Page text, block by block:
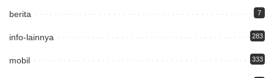
berita 7
info-lainnya 283
mobil 333